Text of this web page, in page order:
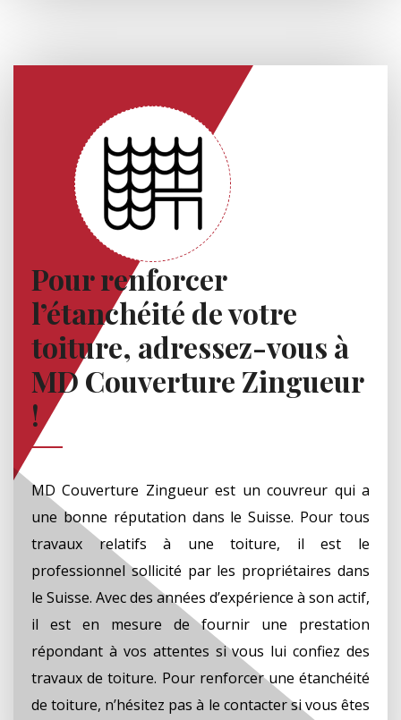
Pour renforcer
l’étanchéité de votre
toiture, adressez-vous à
MD Couverture Zingueur
!
MD Couverture Zingueur est un couvreur qui a
une bonne réputation dans le Suisse. Pour tous
travaux relatifs à une toiture, il est le
professionnel sollicité par les propriétaires dans
le Suisse. Avec des années d’expérience à son actif,
il est en mesure de fournir une prestation
répondant à vos attentes si vous lui confiez des
travaux de toiture. Pour renforcer une étanchéité
de toiture, n’hésitez pas à le contacter si vous êtes